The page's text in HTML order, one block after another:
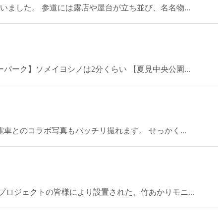
ました。 参道には露店や屋台が立ち並び、名名物...
ーク】ソメイヨシノは2分くらい 【夏見中央公園...
とのコラボ写真もバッチリ撮れます。 せっかく...
ジェクトの皆様により設置された、竹あかりモニ...